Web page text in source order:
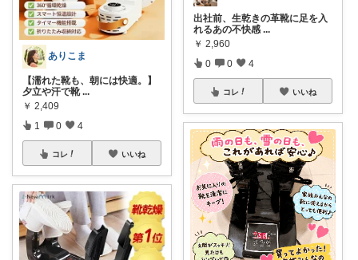
ありこま
【濡れた靴も、朝には快適。】
夕立や汗で靴 ...
￥ 2,409
1 0 4
コレ いいね
出社前、生乾きの革靴に足を入
れるあの不快感 ...
￥ 2,960
0 0 4
コレ いいね